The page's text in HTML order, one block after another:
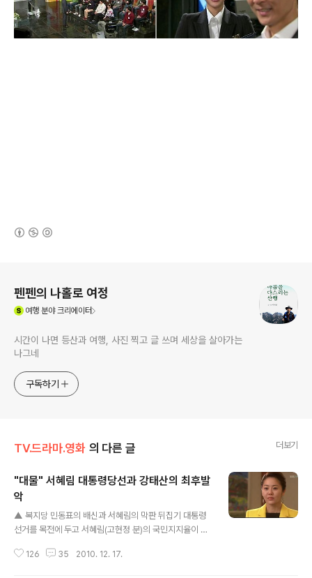
펜펜의 나홀로 여정
여행분야 크리에이터
시간이 나면 등산과 여행, 사진 찍고 글 쓰며 세상을 살아가는
나그네
구독하기
TV.드라마.영화 의 다른 글 더보기
"대물" 서혜림 대통령당선과 강태산의 최후발
악
▲ 복지당 민동표의 배신과 서혜림의 막판 뒤집기 대통령
선거를 목전에 두고 서혜림(고현정 분)의 국민지지율이 턱
어 마지막 카드를 사용합니다. 복지당 민동포(윤주상 분)
126 35 2010. 12. 17.